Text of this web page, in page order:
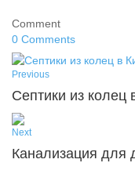
Comment
0 Comments
Previous
Септики из колец
Next
Канализация для